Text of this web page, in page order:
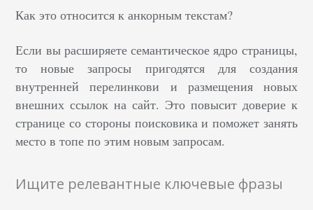
Как это относится к анкорным текстам?
Если вы расширяете семантическое ядро страницы,
то новые запросы пригодятся для создания
внутренней перелинкови и размещения новых
внешних ссылок на сайт. Это повысит доверие к
странице со стороны поисковика и поможет занять
место в топе по этим новым запросам.
Ищите релевантные ключевые фразы